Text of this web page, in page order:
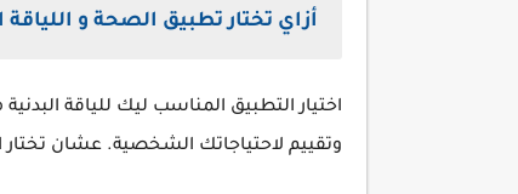
أزاي تختار تطبيق الصحة و
اختيار التطبيق المناسب ليك للياقة
وتقييم لاحتياجاتك الشخصية. عشان